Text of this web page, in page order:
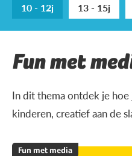
10 - 12j
13 - 15j
Fun met
In dit thema ontdek je hoe
kinderen, creatief aan de
Fun met media